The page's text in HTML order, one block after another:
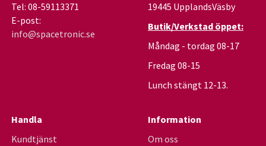
Tel: 08-59113371
E-post:
info@spacetronic.se
19445 UpplandsVäsby
Butik/Verkstad öppet:
Måndag - tordag 08-17
Fredag 08-15
Lunch stängt 12-13.
Handla
Kundtjänst
Information
Om oss